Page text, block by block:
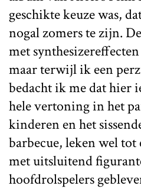
geschikte keuze was,
nogal zomers te zijn.
met
maar terwijl ik een
bedacht ik me dat hier
hele vertoning in het
kinderen en het
barbecue, leken wel
met uitsluitend
hoofdrolspelers